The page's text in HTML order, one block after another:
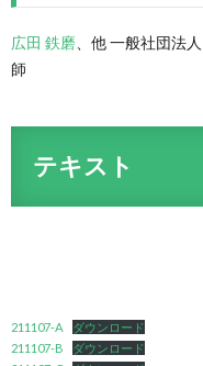
広田 鉄磨 、他 一般社団法
師
テキスト
211107-A
ダウンロード
211107-B
ダウンロード